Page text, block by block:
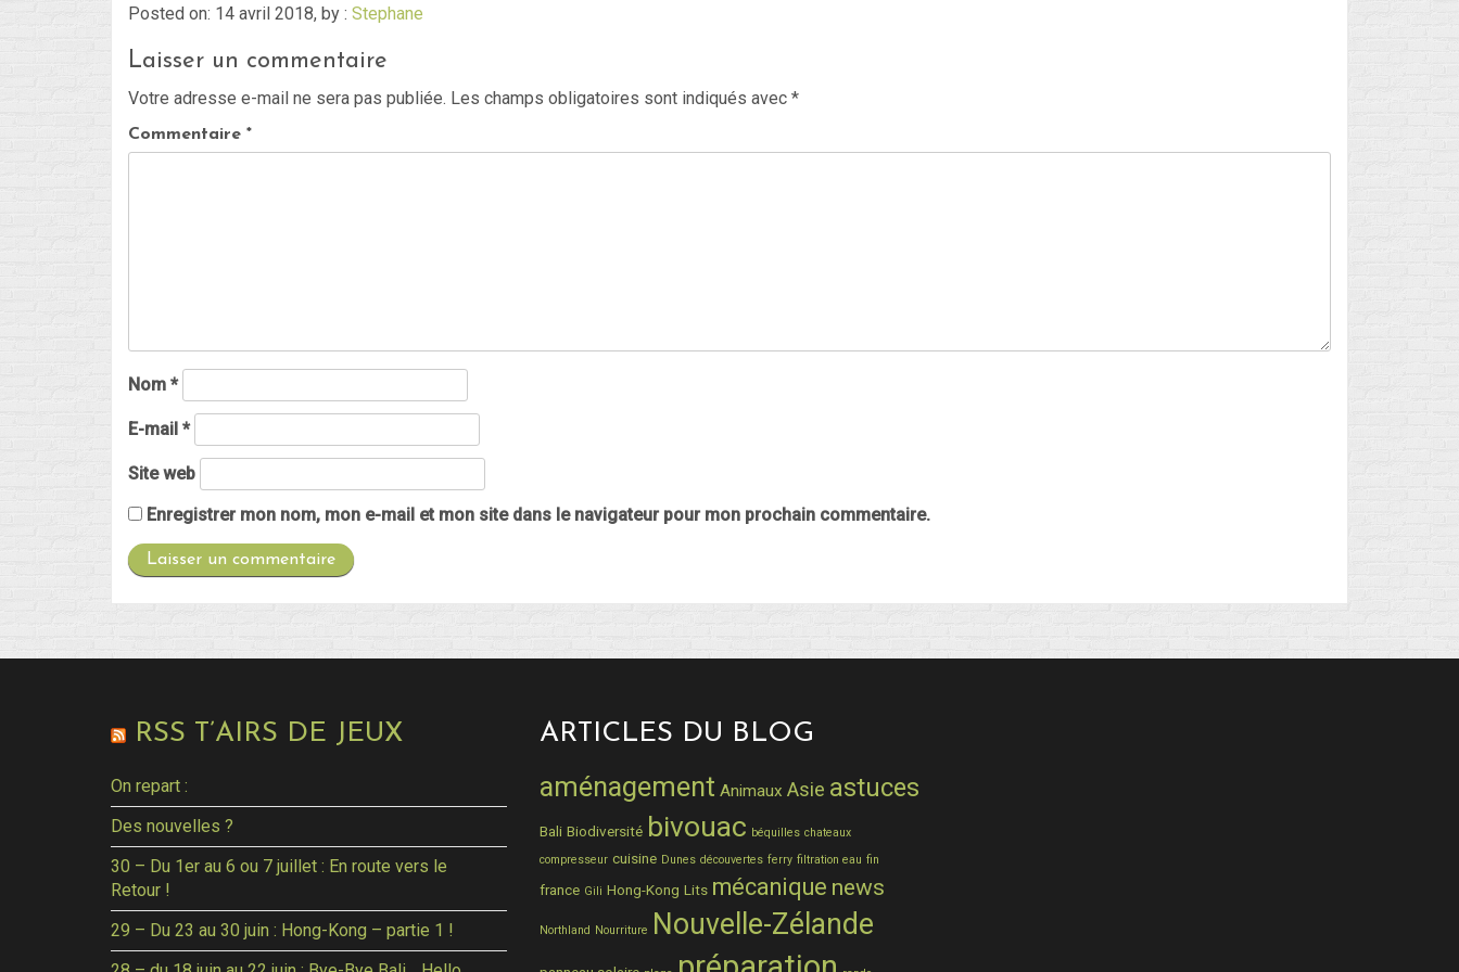
Posted on: 14 avril 2018, by : Stephane
Laisser un commentaire
Votre adresse e-mail ne sera pas publiée. Les champs obligatoires sont indiqués avec *
Commentaire *
Nom *
E-mail *
Site web
Enregistrer mon nom, mon e-mail et mon site dans le navigateur pour mon prochain commentaire.
RSS T’AIRS DE JEUX
On repart :
Des nouvelles ?
30 – Du 1er au 6 ou 7 juillet : En route vers le
Retour !
29 – Du 23 au 30 juin : Hong-Kong – partie 1 !
ARTICLES DU BLOG
aménagement Animaux Asie astuces
Bali Biodiversité bivouac béquilles chateaux
compresseur cuisine Dunes découvertes ferry filtration eau fin
france Gili Hong-Kong Lits mécanique news
Northland Nourriture Nouvelle-Zélande